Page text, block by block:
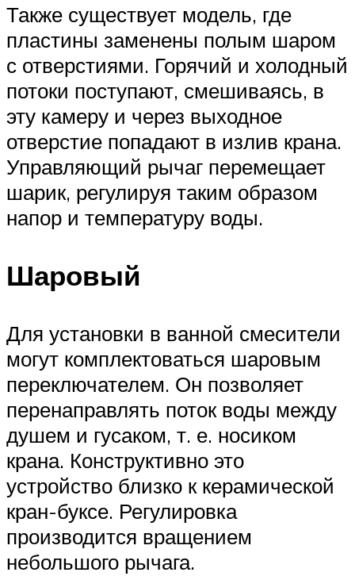
Также существует модель, где
пластины заменены полым шаром
с отверстиями. Горячий и холодный
потоки поступают, смешиваясь, в
эту камеру и через выходное
отверстие попадают в излив крана.
Управляющий рычаг перемещает
шарик, регулируя таким образом
напор и температуру воды.
Шаровый
Для установки в ванной смесители
могут комплектоваться шаровым
переключателем. Он позволяет
перенаправлять поток воды между
душем и гусаком, т. е. носиком
крана. Конструктивно это
устройство близко к керамической
кран-буксе. Регулировка
производится вращением
небольшого рычага.